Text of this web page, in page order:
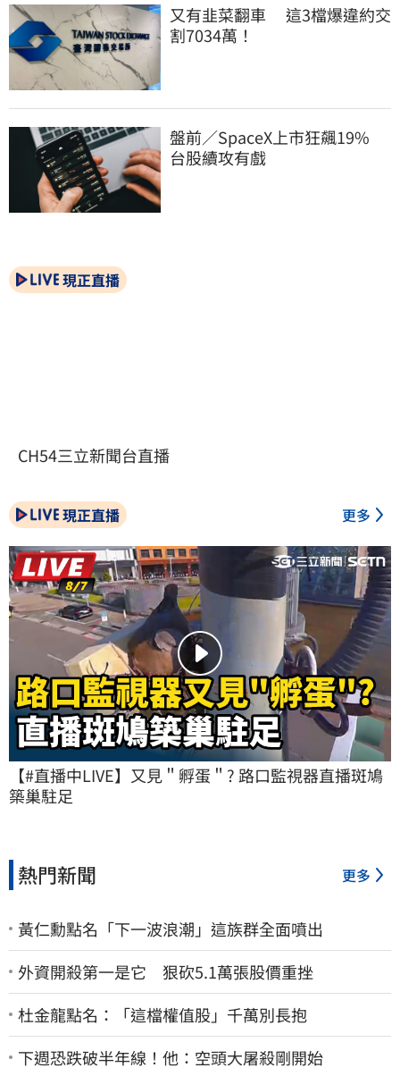
又有韭菜翻車　 這3檔爆違約交
割7034萬！
盤前／SpaceX上市狂飆19%
台股續攻有戲
現正直播
CH54三立新聞台直播
現正直播 更多
【#直播中LIVE】又見＂孵蛋＂? 路口監視器直播斑鳩
築巢駐足
熱門新聞 更多
黃仁勳點名「下一波浪潮」這族群全面噴出
外資開殺第一是它 狠砍5.1萬張股價重挫
杜金龍點名：「這檔權值股」千萬別長抱
下週恐跌破半年線！他：空頭大屠殺剛開始